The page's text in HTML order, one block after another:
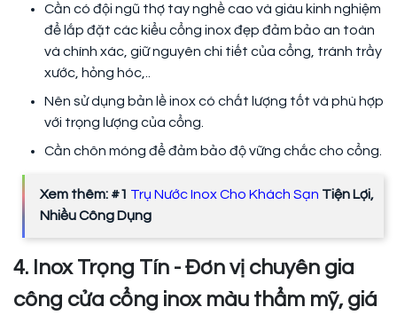
Cần có đội ngũ thợ tay nghề cao và giàu kinh nghiệm
để lắp đặt các kiểu cổng inox đẹp đảm bảo an toàn
và chính xác, giữ nguyên chi tiết của cổng, tránh trầy
xước, hỏng hóc,..
Nên sử dụng bản lề inox có chất lượng tốt và phù hợp
với trọng lượng của cổng.
Cần chôn móng để đảm bảo độ vững chắc cho cổng.
Xem thêm: #1 Trụ Nước Inox Cho Khách Sạn Tiện Lợi,
Nhiều Công Dụng
4. Inox Trọng Tín - Đơn vị chuyên gia
công cửa cổng inox màu thẩm mỹ, giá